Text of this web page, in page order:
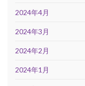
2024年4月
2024年3月
2024年2月
2024年1月